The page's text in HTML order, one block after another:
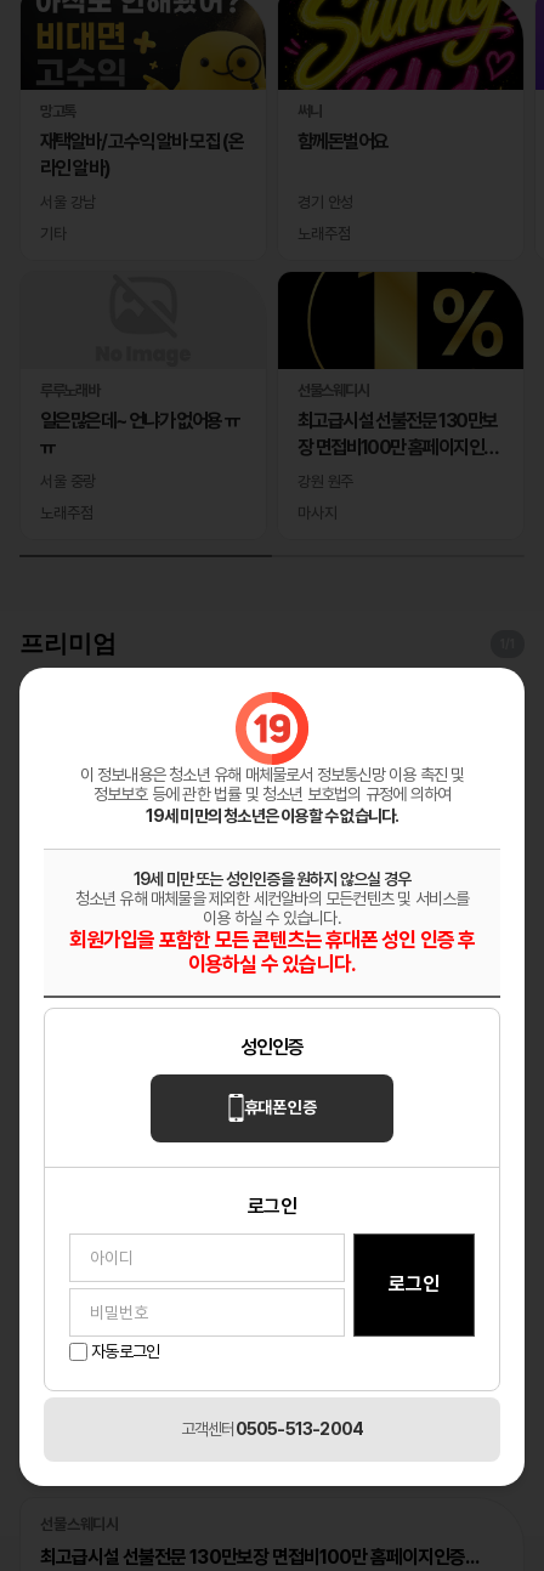
망고톡
재택알바/ 고수익 알바 모집 (온
라인 알바)
서울 강남
기타
루루노래바
일은많은데~ 언냐가 없어용 ㅠ
ㅠ
서울 중랑
노래주점
써니
함께돈벌어요
경기 안성
노래주점
선물스웨디시
최고급시설 선불전문 130만보
장 면접비100만 홈페이지인증
완료
강원 원주
마사지
프리미엄
✨ 매니저님들 어서 오세요 ✨
울산 남구 마사지
지원│교통비지원
강원 원주 마사지
깨끗한 분위기의 샵 상시모집
마사지
베스트
선물스웨디시
최고급시설 선불전문 130만보장 면접비100만 홈페이지인증완료
이 정보내용은 청소년 유해 매체물로서 정보통신망 이용 촉진 및
정보보호 등에 관한 법률 및 청소년 보호법의 규정에 의하여
19세 미만의 청소년은 이용할 수 없습니다.
19세 미만 또는 성인인증을 원하지 않으실 경우
청소년 유해 매체물을 제외한 세컨알바의 모든컨텐츠 및 서비스를
이용 하실 수 있습니다.
회원가입을 포함한 모든 콘텐츠는 휴대폰 성인 인증 후
이용하실 수 있습니다.
성인인증
휴대폰 인증
로그인
자동로그인
고객센터0505-513-2004